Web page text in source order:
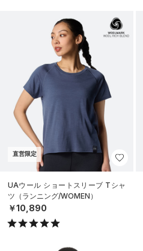
直営限定
UAウール ショートスリーブ Tシャ
ツ（ランニング/WOMEN）
￥10,890